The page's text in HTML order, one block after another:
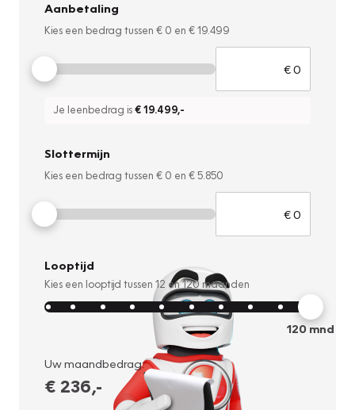
Aanbetaling
Kies een bedrag tussen € 0 en € 19.499
Je leenbedrag is€ 19.499,-
Slottermijn
Kies een bedrag tussen € 0 en € 5.850
Looptijd
Kies een looptijd tussen 12 en120 maanden
120mnd
Uw maandbedrag:
€ 236,-